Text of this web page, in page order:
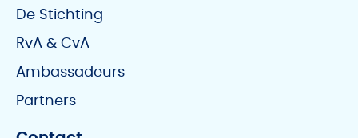
De Stichting
RvA & CvA
Ambassadeurs
Partners